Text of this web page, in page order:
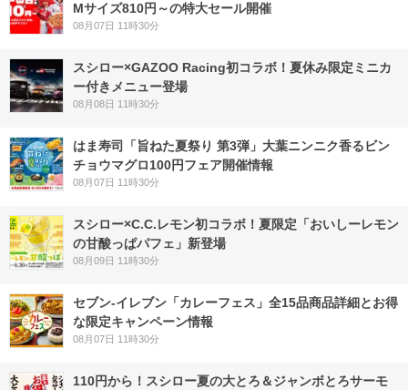
Mサイズ810円～の特大セール開催
08月07日 11時30分
スシロー×GAZOO Racing初コラボ！夏休み限定ミニカ
ー付きメニュー登場
08月08日 11時30分
はま寿司「旨ねた夏祭り 第3弾」大葉ニンニク香るビン
チョウマグロ100円フェア開催情報
08月07日 11時30分
スシロー×C.C.レモン初コラボ！夏限定「おいしーレモン
の甘酸っぱパフェ」新登場
08月09日 11時30分
セブン‐イレブン「カレーフェス」全15品商品詳細とお得
な限定キャンペーン情報
08月07日 11時30分
110円から！スシロー夏の大とろ＆ジャンボとろサーモ